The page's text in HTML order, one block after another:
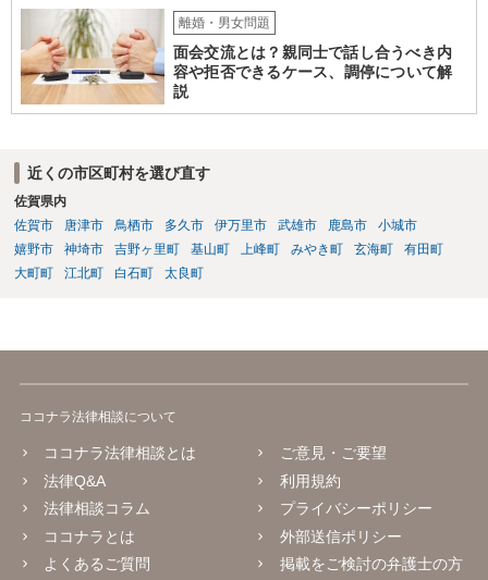
離婚・男女問題
面会交流とは？親同士で話し合うべき内
容や拒否できるケース、調停について解
説
近くの市区町村を選び直す
佐賀県内
佐賀市
唐津市 鳥栖市 多久市 伊万里市 武雄市 鹿島市
小城市
嬉野市
神埼市 吉野ヶ里町 基山町 上峰町 みやき町 玄海町
有田町
大町町
江北町 白石町 太良町
ココナラ法律相談について
ココナラ法律相談とは
法律Q&A
法律相談コラム
ココナラとは
よくあるご質問
ご意見・ご要望
利用規約
プライバシーポリシー
外部送信ポリシー
掲載をご検討の弁護士の方